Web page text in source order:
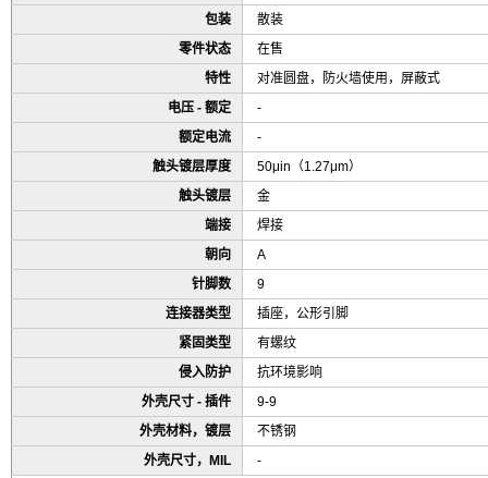
包装
散装
零件状态
在售
特性
对准圆盘，防火墙使用，屏蔽式
电压 - 额定
-
额定电流
-
触头镀层厚度
50μin（1.27μm）
触头镀层
金
端接
焊接
朝向
A
针脚数
9
连接器类型
插座，公形引脚
紧固类型
有螺纹
侵入防护
抗环境影响
外壳尺寸 - 插件
9-9
外壳材料，镀层
不锈钢
外壳尺寸，MIL
-